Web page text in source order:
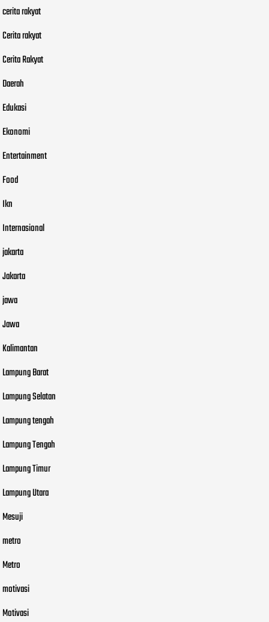
cerita rakyat
Cerita rakyat
Cerita Rakyat
Daerah
Edukasi
Ekonomi
Entertainment
Food
Ikn
Internasional
jakarta
Jakarta
jawa
Jawa
Kalimantan
Lampung Barat
Lampung Selatan
Lampung tengah
Lampung Tengah
Lampung Timur
Lampung Utara
Mesuji
metro
Metro
motivasi
Motivasi